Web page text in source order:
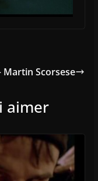
Martin Scorsese
aimer